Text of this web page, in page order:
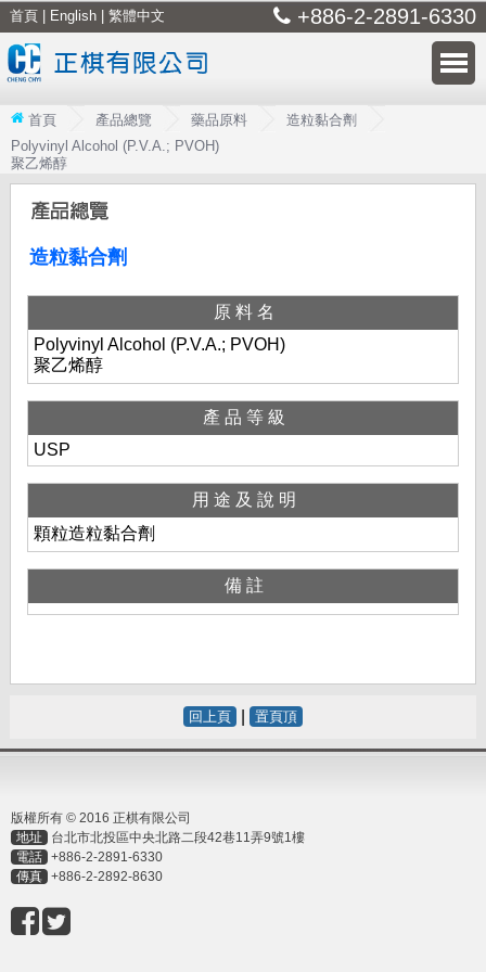
首頁| English| 繁體中文 +886-2-2891-6330
首頁 產品總覽 藥品原料
造粒黏合劑
Polyvinyl Alcohol (P.V.A.; PVOH)
聚乙烯醇
造粒黏合劑
原料名
Polyvinyl Alcohol (P.V.A.; PVOH)
聚乙烯醇
產品等級
USP
用途及說明
顆粒造粒黏合劑
備註
回上頁 置頁頂
版權所有 © 2016 正棋有限公司
地址
台北市北投區中央北路二段42巷11弄9號1樓
電話 +886-2-2891-6330
傳真 +886-2-2892-8630